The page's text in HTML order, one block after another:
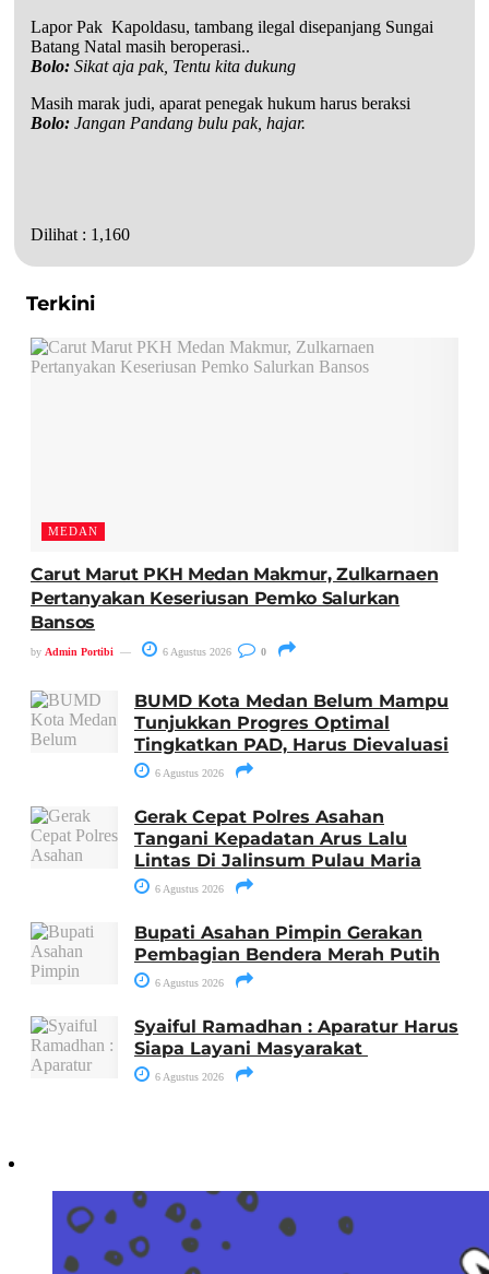
Lapor Pak Kapoldasu, tambang ilegal disepanjang Sungai
Batang Natal masih beroperasi..
Bolo: Sikat aja pak, Tentu kita dukung
Masih marak judi, aparat penegak hukum harus beraksi
Bolo: Jangan Pandang bulu pak, hajar.
Dilihat : 1,160
Terkini
MEDAN
Carut Marut PKH Medan Makmur, Zulkarnaen
Pertanyakan Keseriusan Pemko Salurkan
Bansos
by Admin Portibi 6 Agustus 2026 0
BUMD Kota Medan Belum Mampu
Tunjukkan Progres Optimal
Tingkatkan PAD, Harus Dievaluasi
6 Agustus 2026
Gerak Cepat Polres Asahan
Tangani Kepadatan Arus Lalu
Lintas Di Jalinsum Pulau Maria
6 Agustus 2026
Bupati Asahan Pimpin Gerakan
Pembagian Bendera Merah Putih
6 Agustus 2026
Syaiful Ramadhan : Aparatur Harus
Siapa Layani Masyarakat
6 Agustus 2026